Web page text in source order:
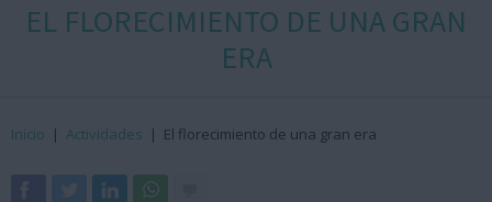
EL FLORECIMIENTO DE UNA GRAN
ERA
Inicio | Actividades | El florecimiento de una gran era